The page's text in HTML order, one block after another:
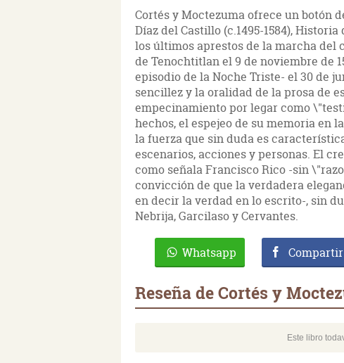
Cortés y Moctezuma ofrece un botón
Díaz del Castillo (c.1495-1584),
los últimos aprestos de la marcha del
de Tenochtitlan el 9 de noviembre de
episodio de la Noche Triste- el 30 de
sencillez y la oralidad de la prosa de
empecinamiento por legar como
hechos, el espejeo de su memoria en
la fuerza que sin duda es
escenarios, acciones y personas. El
como señala Francisco Rico -sin
convicción de que la verdadera
en decir la verdad en lo escrito-, sin
Nebrija, Garcilaso y Cervantes.
Whatsapp Compartir
Reseña de Cortés y
Este libro